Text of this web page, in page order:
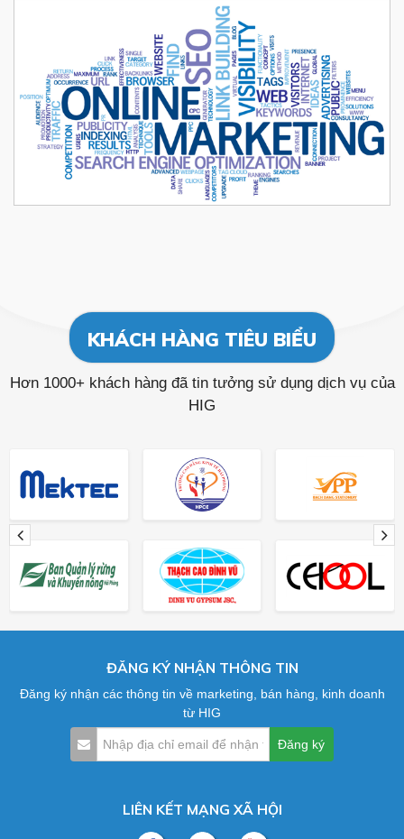
KHÁCH HÀNG TIÊU BIỂU
Hơn 1000+ khách hàng đã tin tưởng sử dụng dịch vụ của
HIG
ĐĂNG KÝ NHẬN THÔNG TIN
Đăng ký nhận các thông tin về marketing, bán hàng, kinh doanh
từ HIG
LIÊN KẾT MẠNG XÃ HỘI